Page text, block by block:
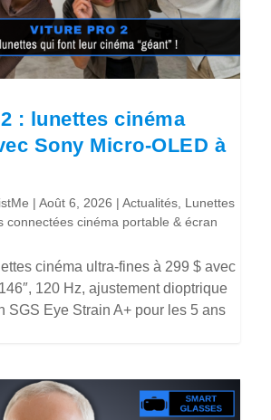
: lunettes cinéma
Sony Micro-OLED à
|Août 6, 2026 |Actualités Lunettes
connectées cinéma portable & écran
cinéma ultra-fines à 299 $ avec
120 Hz, ajustement dioptrique
SGS Eye Strain A+ pour les 5 ans